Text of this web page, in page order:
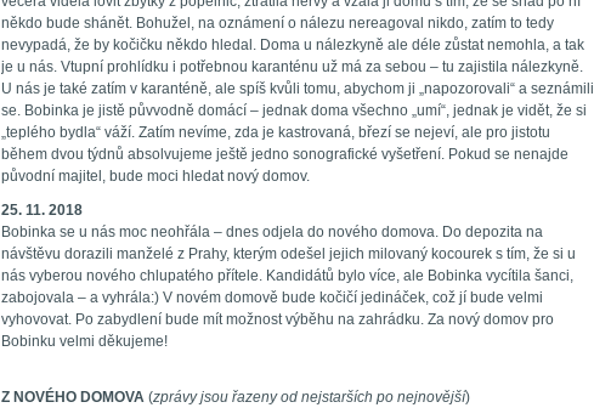
někdo bude shánět. Bohužel, na oznámení o nálezu nereagoval nikdo, zatím to tedy
nevypadá, že by kočičku někdo hledal. Doma u nálezkyně ale déle zůstat nemohla, a tak
je u nás. Vtupní prohlídku i potřebnou karanténu už má za sebou – tu zajistila nálezkyně.
U nás je také zatím v karanténě, ale spíš kvůli tomu, abychom ji „napozorovali“ a seznámili
se. Bobinka je jistě půvvodně domácí – jednak doma všechno „umí“, jednak je vidět, že si
„teplého bydla“ váží. Zatím nevíme, zda je kastrovaná, březí se nejeví, ale pro jistotu
během dvou týdnů absolvujeme ještě jedno sonografické vyšetření. Pokud se nenajde
původní majitel, bude moci hledat nový domov.
25. 11. 2018
Bobinka se u nás moc neohřála – dnes odjela do nového domova. Do depozita na
návštěvu dorazili manželé z Prahy, kterým odešel jejich milovaný kocourek s tím, že si u
nás vyberou nového chlupatého přítele. Kandidátů bylo více, ale Bobinka vycítila šanci,
zabojovala – a vyhrála:) V novém domově bude kočičí jedináček, což jí bude velmi
vyhovovat. Po zabydlení bude mít možnost výběhu na zahrádku. Za nový domov pro
Bobinku velmi děkujeme!
Z NOVÉHO DOMOVA (zprávy jsou řazeny od nejstarších po nejnovější)